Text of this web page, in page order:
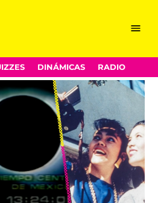
Menu
DINÁMICAS RADIO